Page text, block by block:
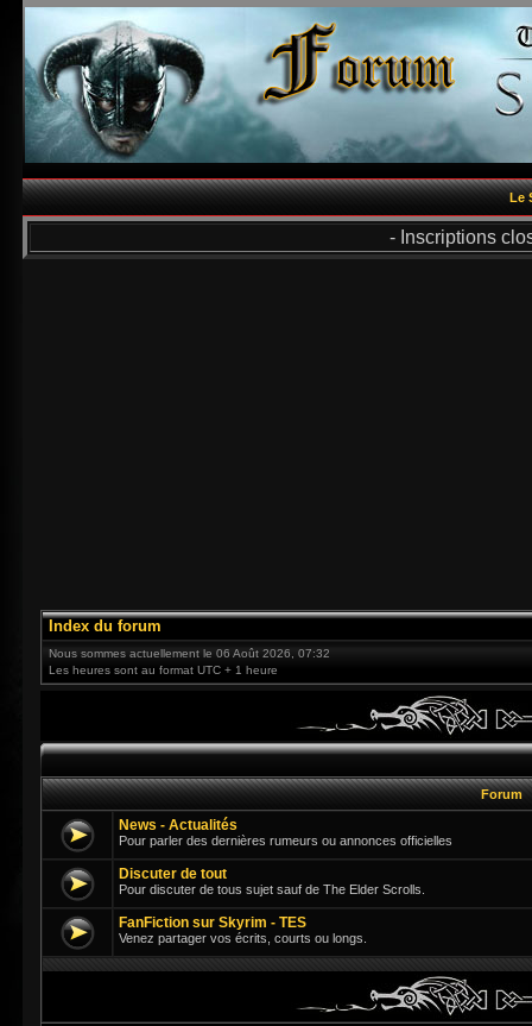
Le
- Inscriptions
Index du forum
Nous sommes actuellement le 06 Août 2026, 07:32
Les heures sont au format UTC + 1 heure
Forum
News - Actualités
Pour parler des dernières rumeurs ou annonces officielles
Discuter de tout
Pour discuter de tous sujet sauf de The Elder Scrolls.
FanFiction sur Skyrim - TES
Venez partager vos écrits, courts ou longs.